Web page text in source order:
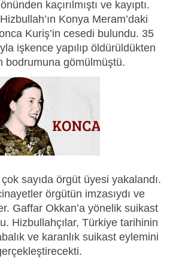
kaçırılmıştı ve kayıptı.
Konya Meram’daki
Kuriş’in cesedi bulundu. 35
işkence yapılıp öldürüldükten
bodrumuna gömülmüştü.
sayıda örgüt üyesi yakalandı.
örgütün imzasıydı ve
Gaffar Okkan’a yönelik suikast
Hizbullahçılar, Türkiye tarihinin
ve karanlık suikast eylemini